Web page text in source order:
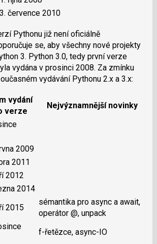
3. července 2010
Pythonu již není oficiálně
se, aby všechny nové projekty
3. Python 3.0, tedy první verze
vydána v prosinci 2008. Za zmínku
vydávání Pythonu 2.x a 3.x:
vydání
verze
Nejvýznamnější novinky
2009
2011
2012
2014
2015
sémantika pro async a await,
operátor @, unpack
f-řetězce, async-IO